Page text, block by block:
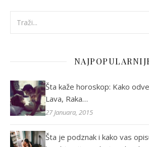
Šta kaže horoskop: Kako
Lava, Raka…
27 Januara, 2015
Šta je podznak i kako vas